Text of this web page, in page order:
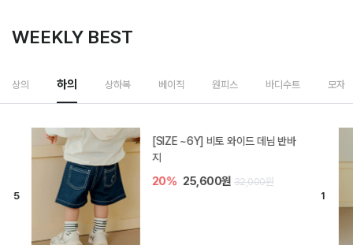
WEEKLY BEST
상의 하의 상하복 베이직 원피스 바디수트 모자
[SIZE ~6Y] 비토 와이드 데님 반바
지
20% 25,600원 32,000원